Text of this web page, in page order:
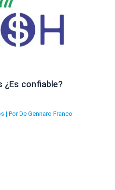
¿Es confiable?
| Por De Gennaro Franco